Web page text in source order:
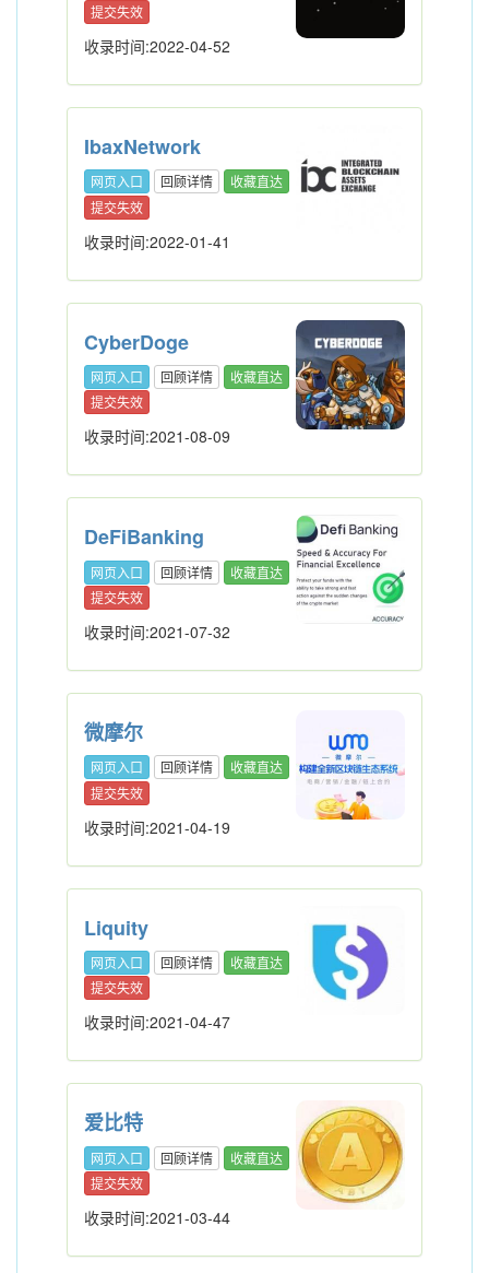
提交失效
收录时间:2022-04-52
IbaxNetwork
网页入口 回顾详情
收藏直达
提交失效
收录时间:2022-01-41
CyberDoge
网页入口 回顾详情
收藏直达
提交失效
收录时间:2021-08-09
DeFiBanking
网页入口 回顾详情
收藏直达
提交失效
收录时间:2021-07-32
微摩尔
网页入口 回顾详情
收藏直达
提交失效
收录时间:2021-04-19
Liquity
网页入口 回顾详情
收藏直达
提交失效
收录时间:2021-04-47
爱比特
网页入口 回顾详情
收藏直达
提交失效
收录时间:2021-03-44